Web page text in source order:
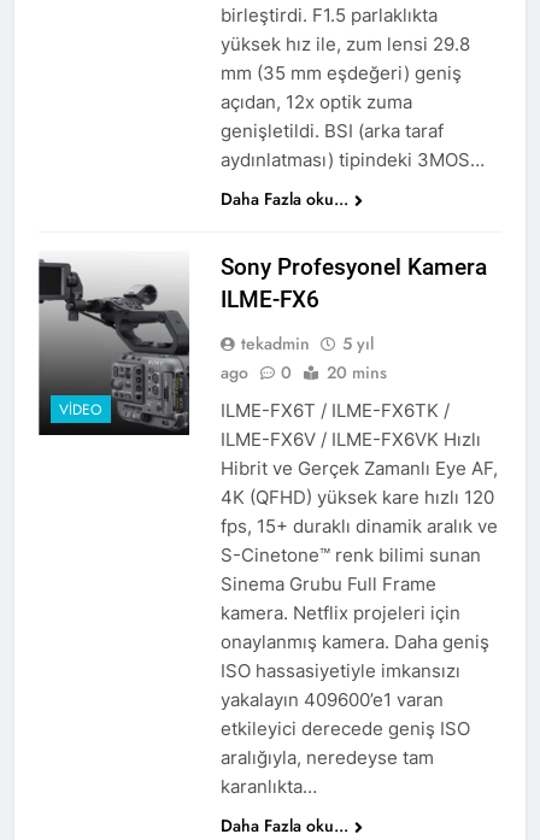
birleştirdi. F1.5 parlaklıkta
yüksek hız ile, zum lensi 29.8
mm (35 mm eşdeğeri) geniş
açıdan, 12x optik zuma
genişletildi. BSI (arka taraf
aydınlatması) tipindeki 3MOS…
Daha Fazla oku...
VIDEO
Sony Profesyonel Kamera
ILME-FX6
tekadmin
5 yıl
ago
0 20 mins
ILME-FX6T / ILME-FX6TK /
ILME-FX6V / ILME-FX6VK Hızlı
Hibrit ve Gerçek Zamanlı Eye AF,
4K (QFHD) yüksek kare hızlı 120
fps, 15+ duraklı dinamik aralık ve
S-Cinetone™ renk bilimi sunan
Sinema Grubu Full Frame
kamera. Netflix projeleri için
onaylanmış kamera. Daha geniş
ISO hassasiyetiyle imkansızı
yakalayın 409600’e1 varan
etkileyici derecede geniş ISO
aralığıyla, neredeyse tam
karanlıkta…
Daha Fazla oku...